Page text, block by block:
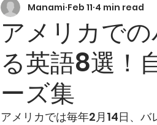
受験対策 ビジネス英語
アメリカで
る英語8選！
ーズ集
Manami Feb 11 4 min read
アメリカでは毎年2月14日、